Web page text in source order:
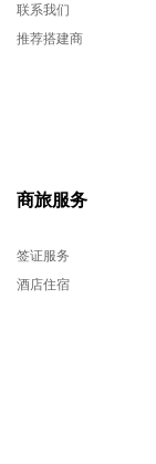
联系我们
推荐搭建商
商旅服务
签证服务
酒店住宿